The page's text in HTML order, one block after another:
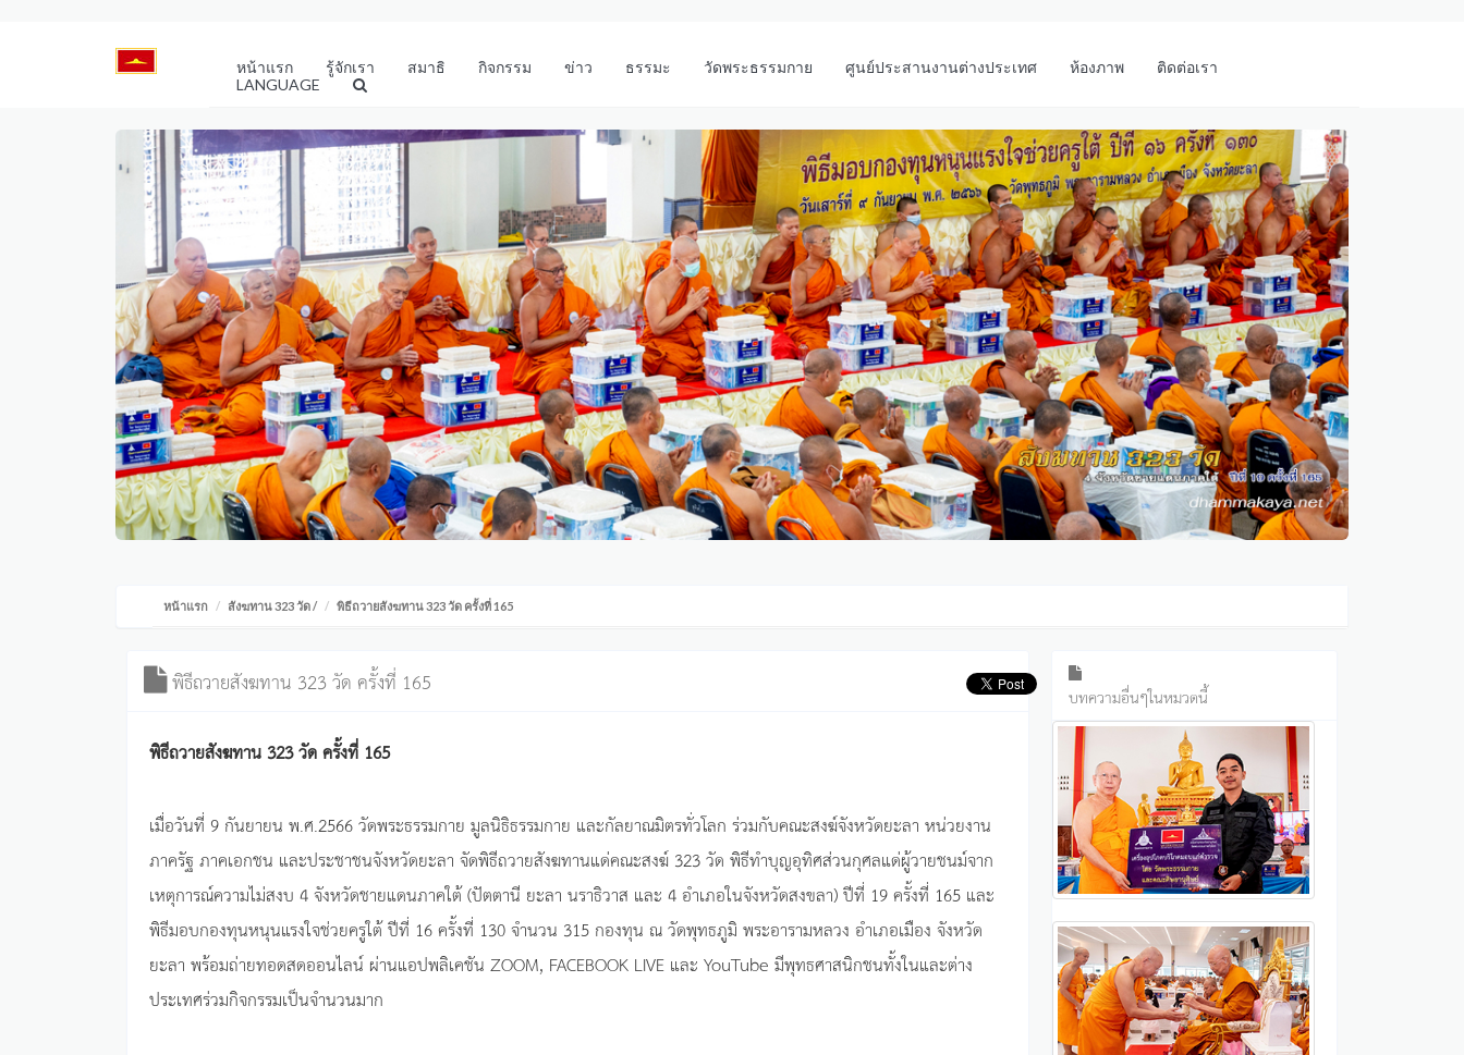
หน้าแรก รู้จักเรา สมาธิ กิจกรรม ข่าว ธรรมะ วัดพระธรรมกาย ศูนย์ประสานงานต่างประเทศ ห้องภาพ
ติดต่อเรา
LANGUAGE
หน้าแรก สังฆทาน 323 วัด/ พิธีถวายสังฆทาน 323 วัด ครั้งที่ 165
พิธีถวายสังฆทาน 323 วัด ครั้งที่ 165
พิธีถวายสังฆทาน 323 วัด ครั้งที่ 165
เมื่อวันที่ 9 กันยายน พ.ศ.2566 วัดพระธรรมกาย มูลนิธิธรรมกาย และกัลยาณมิตรทั่วโลก ร่วมกับคณะสงฆ์จังหวัดยะลา หน่วยงาน
ภาครัฐ ภาคเอกชน และประชาชนจังหวัดยะลา จัดพิธีถวายสังฆทานแด่คณะสงฆ์ 323 วัด พิธีทำบุญอุทิศส่วนกุศลแด่ผู้วายชนม์จาก
เหตุการณ์ความไม่สงบ 4 จังหวัดชายแดนภาคใต้ (ปัตตานี ยะลา นราธิวาส และ 4 อำเภอในจังหวัดสงขลา) ปีที่ 19 ครั้งที่ 165 และ
พิธีมอบกองทุนหนุนแรงใจช่วยครูใต้ ปีที่ 16 ครั้งที่ 130 จำนวน 315 กองทุน ณ วัดพุทธภูมิ พระอารามหลวง อำเภอเมือง จังหวัด
ยะลา พร้อมถ่ายทอดสดออนไลน์ ผ่านแอปพลิเคชัน ZOOM, FACEBOOK LIVE และ YouTube มีพุทธศาสนิกชนทั้งในและต่าง
ประเทศร่วมกิจกรรมเป็นจำนวนมาก
บทความอื่นๆในหมวดนี้